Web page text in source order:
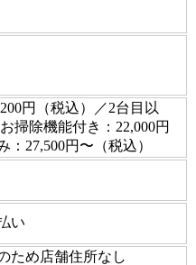
円（税込）／2台目以
掃除機能付き：22,000円
：27,500円〜（税込）
い
ため店舗住所なし